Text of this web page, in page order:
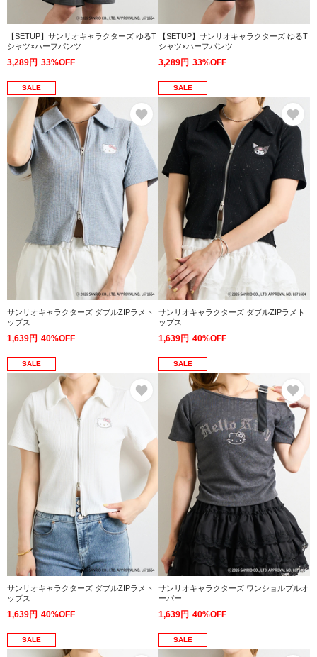
【SETUP】サンリオキャラクターズ ゆるT
シャツ×ハーフパンツ
3,289円 33%OFF
【SETUP】サンリオキャラクターズ ゆるT
シャツ×ハーフパンツ
3,289円 33%OFF
SALE
サンリオキャラクターズ ダブルZIPラメト
ップス
1,639円 40%OFF
SALE
サンリオキャラクターズ ダブルZIPラメト
ップス
1,639円 40%OFF
SALE
お気に入り
サンリオキャラクターズ ダブルZIPラメト
ップス
1,639円 40%OFF
SALE
サンリオキャラクターズ ワンショルプルオ
ーバー
1,639円 40%OFF
SALE SALE